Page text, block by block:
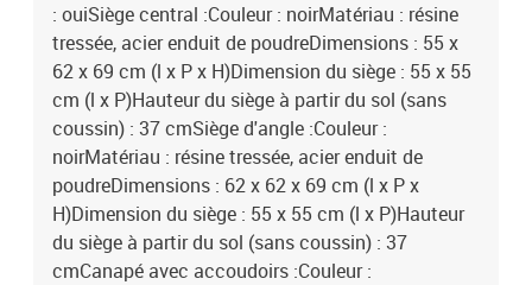
: ouiSiège central :Couleur : noirMatériau : résine
tressée, acier enduit de poudreDimensions : 55 x
62 x 69 cm (l x P x H)Dimension du siège : 55 x 55
cm (l x P)Hauteur du siège à partir du sol (sans
coussin) : 37 cmSiège d'angle :Couleur :
noirMatériau : résine tressée, acier enduit de
poudreDimensions : 62 x 62 x 69 cm (l x P x
H)Dimension du siège : 55 x 55 cm (l x P)Hauteur
du siège à partir du sol (sans coussin) : 37
cmCanapé avec accoudoirs :Couleur :